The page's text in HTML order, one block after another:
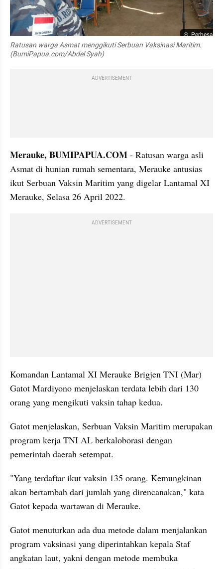
Perbesar
Ratusan warga Asmat menggikuti Serbuan Vaksinasi Maritim.
(BumiPapua.com/Abdel Syah)
ADVERTISEMENT
Merauke, BUMIPAPUA.COM - Ratusan warga asli
Asmat di hunian rumah sementara, Merauke antusias
ikut Serbuan Vaksin Maritim yang digelar Lantamal XI
Merauke, Selasa 26 April 2022.
ADVERTISEMENT
Komandan Lantamal XI Merauke Brigjen TNI (Mar)
Gatot Mardiyono menjelaskan terdata lebih dari 130
orang yang mengikuti vaksin tahap kedua.
Gatot menjelaskan, Serbuan Vaksin Maritim merupakan
program kerja TNI AL berkaloborasi dengan
pemerintah daerah setempat.
"Yang terdaftar ikut vaksin 135 orang. Kemungkinan
akan bertambah dari jumlah yang direncanakan," kata
Gatot kepada wartawan di Merauke.
Gatot menuturkan ada dua metode dalam menjalankan
program vaksinasi yang diperintahkan kepala Staf
angkatan laut, yakni dengan metode membuka